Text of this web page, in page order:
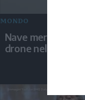
MONDO
Nave mercantile
drone nel Mar Nero